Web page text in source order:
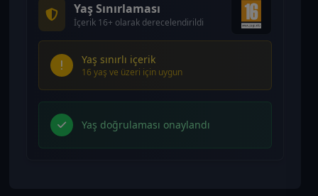
Yaş Sınırlaması
İçerik 16+ olarak derecelendirildi
Yaş sınırlı içerik
16 yaş ve üzeri için uygun
Yaş doğrulaması onaylandı